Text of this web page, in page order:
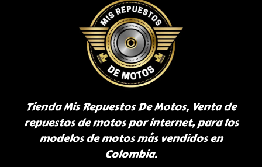
Tienda Mis Repuestos De Motos, Venta de
repuestos de motos por internet, para los
modelos de motos más vendidos en
Colombia.